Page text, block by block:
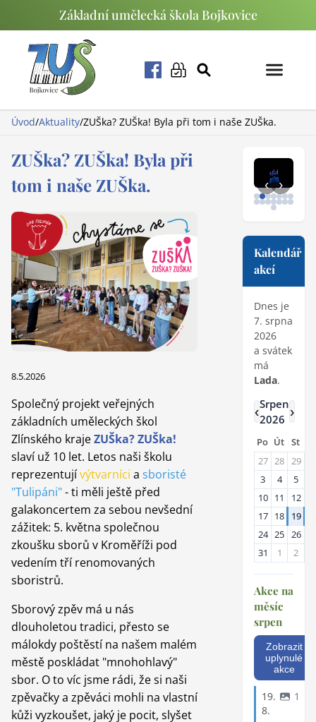
Základní umělecká škola Bojkovice
Úvod/Aktuality/ZUŠka? ZUŠka! Byla při tom i naše ZUŠka.
ZUŠka? ZUŠka! Byla při
tom i naše ZUŠka.
8.5.2026
Společný projekt veřejných
základních uměleckých škol
Zlínského krajeZUŠka? ZUŠka!
slaví už 10 let. Letos naši školu
reprezentujívýtvarníci a sboristé
"Tulipáni"- ti měli ještě před
galakoncertem za sebou nevšední
zážitek: 5. května společnou
zkoušku sborů v Kroměříži pod
vedením tří renomovaných
sboristrů.
Sborový zpěv má u nás
dlouholetou tradici, přesto se
málokdy poštěstí na našem malém
městě poskládat "mnohohlavý"
sbor. O to víc jsme rádi, že si naši
zpěvačky a zpěváci mohli na vlastní
kůži vyzkoušet, jaký je pocit, slyšet
‹ ›
Kalendář
akcí
Dnes je
7. srpna
2026
a svátek
má
Lada.
‹
Srpen
2026
›
Po Út St
27 28 29
3
4 5
10 11 12
17 18 19
24 25 26
31
1 2
Akce na
měsíc
srpen
Zobrazit
uplynulé
akce
19.
8.
1